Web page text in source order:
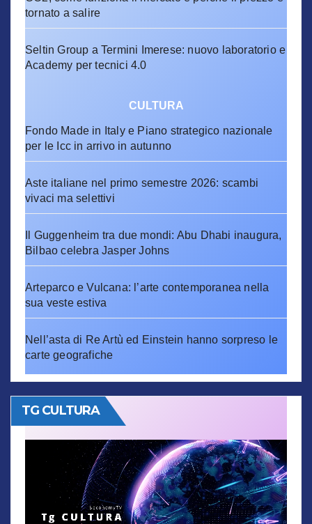
tornato a salire
Seltin Group a Termini Imerese: nuovo laboratorio e
Academy per tecnici 4.0
CULTURA
Fondo Made in Italy e Piano strategico nazionale
per le Icc in arrivo in autunno
Aste italiane nel primo semestre 2026: scambi
vivaci ma selettivi
Il Guggenheim tra due mondi: Abu Dhabi inaugura,
Bilbao celebra Jasper Johns
Arteparco e Vulcana: l’arte contemporanea nella
sua veste estiva
Nell’asta di Re Artù ed Einstein hanno sorpreso le
carte geografiche
TG CULTURA